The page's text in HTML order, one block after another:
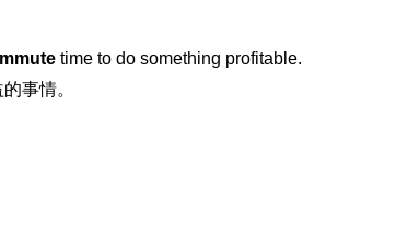
time to do something profitable.
事情。